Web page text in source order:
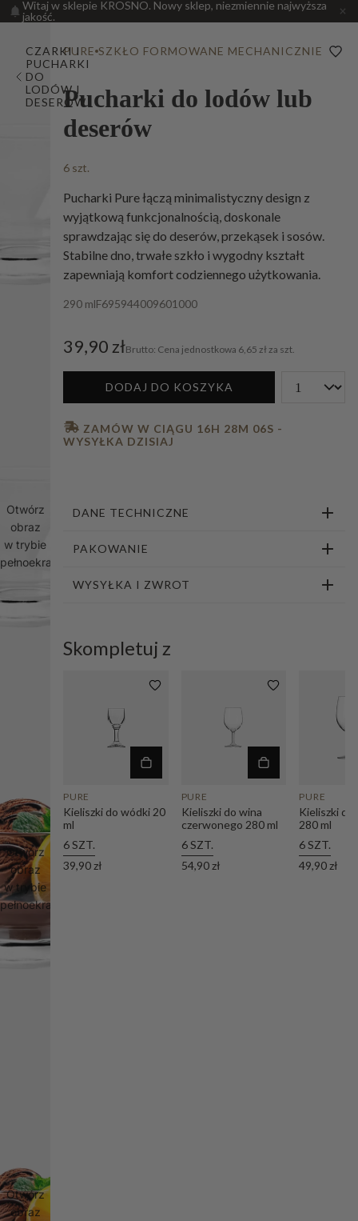
Witaj w sklepie KROSNO. Nowy sklep, niezmiennie najwyższa
jakość.
CZARKI I
PUCHARKI
DO
LODÓW I
DESERÓW
10
Otwórz
obraz
w trybie
pełnoekranowym
Otwórz
obraz
w trybie
pełnoekranowym
Otwórz
obraz
PURE SZKŁO FORMOWANE MECHANICZNIE
Pucharki do lodów lub
deserów
6 szt.
Pucharki Pure łączą minimalistyczny design z
wyjątkową funkcjonalnością, doskonale
sprawdzając się do deserów, przekąsek i sosów.
Stabilne dno, trwałe szkło i wygodny kształt
zapewniają komfort codziennego użytkowania.
290 mlF695944009601000
39,90 zł Cena jednostkowa 6,65 zł za szt.
DODAJ DO KOSZYKA
DANE TECHNICZNE
PAKOWANIE
WYSYŁKA I ZWROT
Skompletuj z
PURE
Kieliszki do wódki 20
ml
6 SZT.
39,90 zł
PURE
Kieliszki do wina
czerwonego 280 ml
6 SZT.
54,90 zł
PURE
Kieliszki do
280 ml
6 SZT.
49,90 zł
ZAMÓW W CIĄGU 16H 28M 05S -
WYSYŁKA DZISIAJ